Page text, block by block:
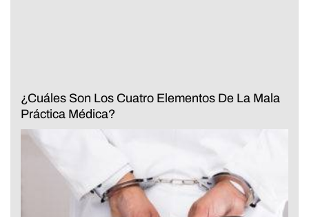
¿Cuáles Son Los Cuatro Elementos De La Mala
Práctica Médica?